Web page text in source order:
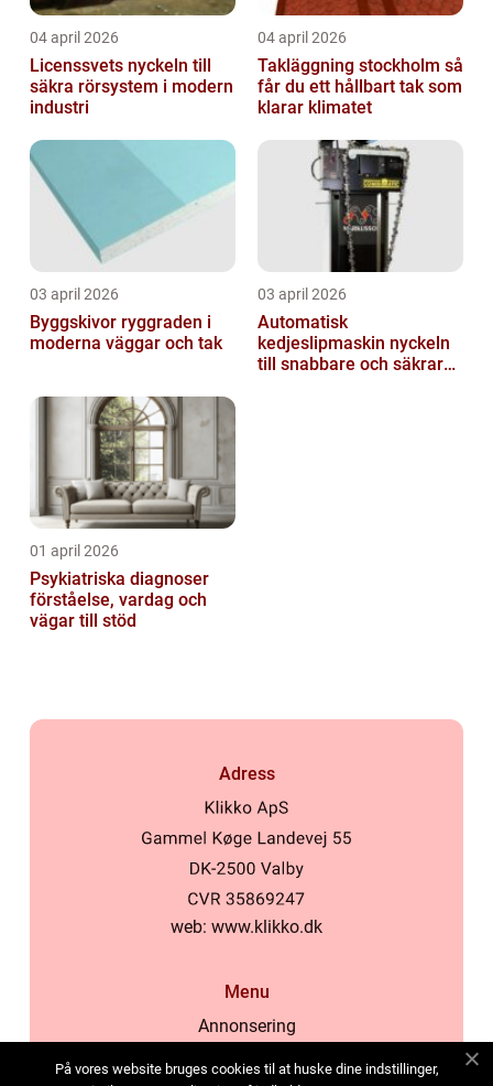
04 april 2026
Licenssvets nyckeln till
säkra rörsystem i modern
industri
04 april 2026
Takläggning stockholm så
får du ett hållbart tak som
klarar klimatet
03 april 2026
Byggskivor ryggraden i
moderna väggar och tak
03 april 2026
Automatisk
kedjeslipmaskin nyckeln
till snabbare och säkrare
01 april 2026
Psykiatriska diagnoser
förståelse, vardag och
vägar till stöd
Adress
web: www.klikko.dk
Menu
Annonsering
På vores website bruges cookies til at huske dine indstillinger,